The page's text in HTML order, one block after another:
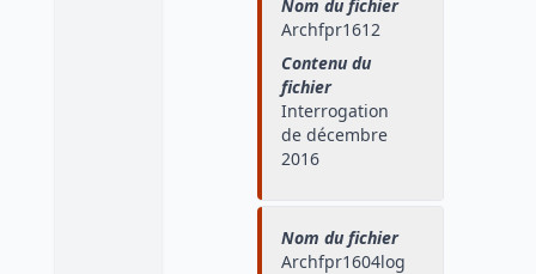
Nom du fichier
Archfpr1612
Contenu du
fichier
Interrogation
de décembre
2016
Nom du fichier
Archfpr1604log